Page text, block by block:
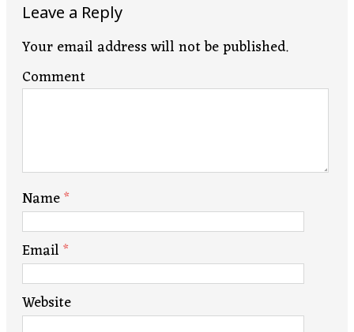
Leave a Reply
Your email address will not be published.
Comment
Name*
Email*
Website